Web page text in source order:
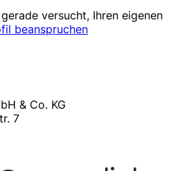
versucht, Ihren eigenen
beanspruchen
& Co. KG
7